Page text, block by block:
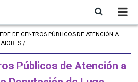
DE CENTROS PÚBLICOS DE ATENCIÓN A
Públicos de Atención a